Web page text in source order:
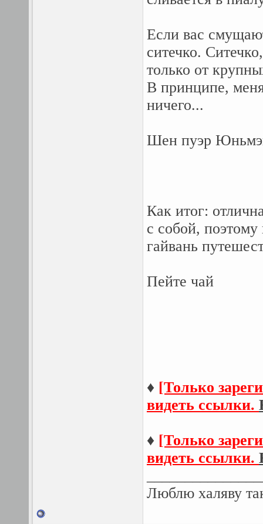
Если вас
ситечко.
только от
В принципе,
ничего...
Шен пуэр
Как итог:
с собой,
гайвань
Пейте чай
♦ [Только
видеть ссылки.
♦ [Только
видеть ссылки.
Люблю халяву